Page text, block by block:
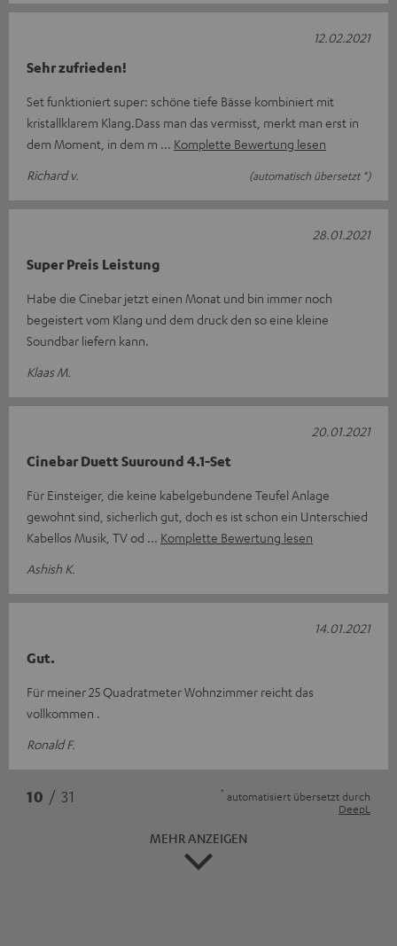
Sehr zufrieden!
Set funktioniert super: schöne tiefe Bässe kombiniert mit
kristallklarem Klang.Dass man das vermisst, merkt man erst in
dem Moment, in dem m
Komplette Bewertung lesen
Richard v.
(automatisch übersetzt *)
12.02.2021
Super Preis Leistung
Habe die Cinebar jetzt einen Monat und bin immer noch
begeistert vom Klang und dem druck den so eine kleine
Soundbar liefern kann.
Klaas M.
28.01.2021
Cinebar Duett Suuround 4.1-Set
Für Einsteiger, die keine kabelgebundene Teufel Anlage
gewohnt sind, sicherlich gut, doch es ist schon ein Unterschied
Kabellos Musik, TV od
Komplette Bewertung lesen
Ashish K.
20.01.2021
Gut.
Für meiner 25 Quadratmeter Wohnzimmer reicht das
vollkommen .
Ronald F.
14.01.2021
10 / 31 * automatisiert übersetzt durch
DeepL
MEHR ANZEIGEN